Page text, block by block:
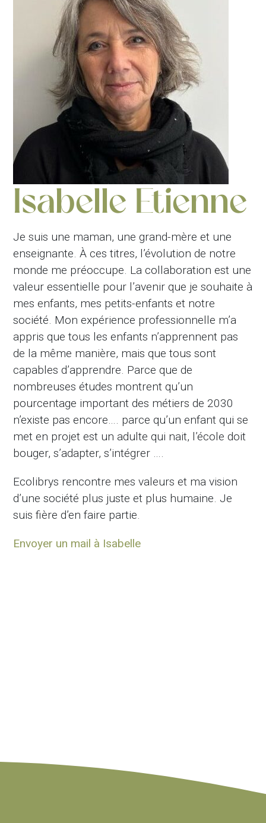
Isabelle Etienne
Je suis une maman, une grand-mère et une
enseignante. À ces titres, l’évolution de notre
monde me préoccupe. La collaboration est une
valeur essentielle pour l’avenir que je souhaite à
mes enfants, mes petits-enfants et notre
société. Mon expérience professionnelle m’a
appris que tous les enfants n’apprennent pas
de la même manière, mais que tous sont
capables d’apprendre. Parce que de
nombreuses études montrent qu’un
pourcentage important des métiers de 2030
n’existe pas encore…. parce qu’un enfant qui se
met en projet est un adulte qui nait, l’école doit
bouger, s’adapter, s’intégrer ….
Ecolibrys rencontre mes valeurs et ma vision
d’une société plus juste et plus humaine. Je
suis fière d’en faire partie.
Envoyer un mail à Isabelle